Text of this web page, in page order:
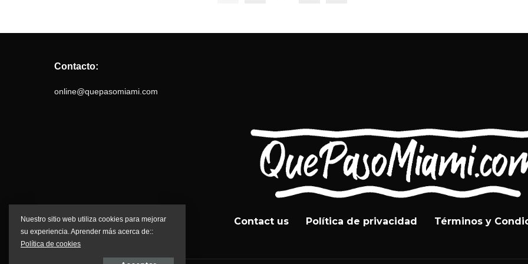
Contacto:
online@quepasomiami.com
Contact us Política de privacidad Términos y
Nuestro sitio web utiliza cookies para mejorar
su experiencia. Aprender más acerca de::
Política de cookies